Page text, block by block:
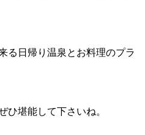
る日帰り温泉とお料理のプラ
ひ堪能して下さいね。